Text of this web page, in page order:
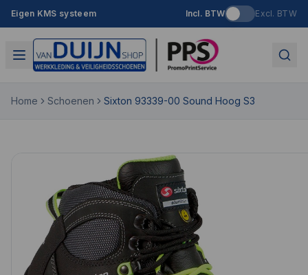
Eigen KMS systeem Incl. BTW Excl. BTW
Home Schoenen Sixton 93339-00 Sound Hoog S3